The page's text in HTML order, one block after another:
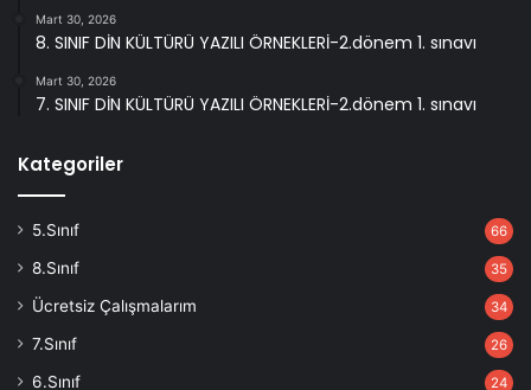
Mart 30, 2026
8. SINIF DİN KÜLTÜRÜ YAZILI ÖRNEKLERİ-2.dönem 1. sınavı
Mart 30, 2026
7. SINIF DİN KÜLTÜRÜ YAZILI ÖRNEKLERİ-2.dönem 1. sınavı
Kategoriler
5.Sınıf 66
8.Sınıf 35
Ücretsiz Çalışmalarım 34
7.Sınıf 26
6.Sınıf 24